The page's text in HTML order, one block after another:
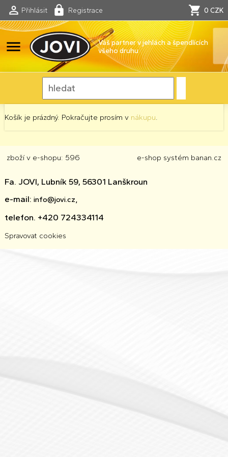
Přihlásit Registrace 0 CZK
menu
Váš partner v jehlách a špendlících
všeho druhu
Košík je prázdný. Pokračujte prosím v nákupu.
zboží v e-shopu: 596 e-shop systém banan.cz
Fa. JOVI, Lubník 59, 56301 Lanškroun
e-mail: info@jovi.cz,
telefon. +420 724334114
Spravovat cookies